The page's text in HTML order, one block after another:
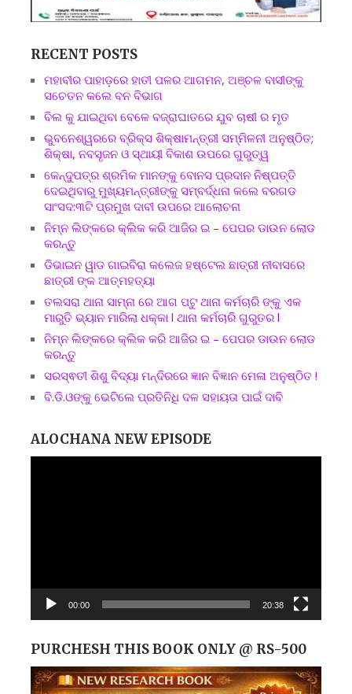
RECENT POSTS
ମହାବୀର ପାହାଡ଼ରେ ହାତୀ ପଳର ଆଗମନ, ଅଞ୍ଚଳ ବାସୀଙ୍କୁ
ସଚେତନ କଲେ ବନ ବିଭାଗ
ବିଲ କୁ ଯାଇଥିବା ବେଳେ ବଜ୍ରାଘାତରେ ଯୁବ ଚାଷୀ ର ମୃତ
ଭୁବନେଶ୍ୱରରେ ବ୍ରିକ୍ସ ଶିକ୍ଷାମନ୍ତ୍ରୀ ସମ୍ମିଳନୀ ଅନୁଷ୍ଠିତ;
ଶିକ୍ଷା, ନବସୃଜନ ଓ ସ୍ଥାୟୀ ବିକାଶ ଉପରେ ଗୁରୁତ୍ୱ
କେନ୍ଦୁପତ୍ର ଶ୍ରମିକ ମାନଙ୍କୁ ବୋନସ ପ୍ରଦାନ ନିଷ୍ପତ୍ତି
ଦେଇଥିବାରୁ ମୁଖ୍ୟମନ୍ତ୍ରୀଙ୍କୁ ସମ୍ବର୍ଦ୍ଧନା କଲେ ବରଗଡ
ସାଂସଦ:୩ଟି ପ୍ରମୁଖ ଦାବୀ ଉପରେ ଆଲୋଚନା
ନିମ୍ନ ଲିଙ୍କରେ କ୍ଲିକ କରି ଆଜିର ଇ – ପେପର ଡାଉନ ଲୋଡ
କରନ୍ତୁ
ଡିଭାଇନ ୱାଡ ଗାଇବିରା କଲେଜ ହଷ୍ଟେଲ ଛାତ୍ରୀ ନୀବାସରେ
ଛାତ୍ରୀ ଙ୍କ ଆତ୍ମହତ୍ୟା
ତଲସରା ଥାନା ସାମ୍ନା ରେ ଆଗ ପଟୁ ଥାନା କର୍ମଚାରି ଙ୍କୁ ଏକ
ମାରୁତି ଭ୍ୟାନ ମାରିଲା ଧକ୍କା l ଥାନା କର୍ମଚାରି ଗୁରୁତର l
ନିମ୍ନ ଲିଙ୍କରେ କ୍ଲିକ କରି ଆଜିର ଇ – ପେପର ଡାଉନ ଲୋଡ
କରନ୍ତୁ
ସରସ୍ଵତୀ ଶିଶୁ ବିଦ୍ୟା ମନ୍ଦିରରେ ଜ୍ଞାନ ବିଜ୍ଞାନ ମେଳା ଅନୁଷ୍ଠିତ !
ବି.ଡି.ଓଙ୍କୁ ଭେଟିଲେ ପ୍ରତିନିଧି ଦଳ ସହାୟତା ପାଇଁ ଦାବି
ALOCHANA NEW EPISODE
00:00 20:38
PURCHESH THIS BOOK ONLY @ RS-500